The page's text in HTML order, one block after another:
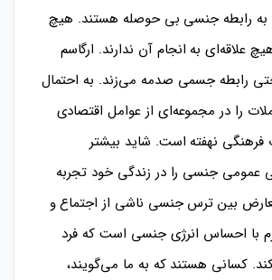
به رابطه جنسی بی حوصله هستند. هیچ
علاقه‌ای به انجام آن ندارند. ارگاسم
رابطه جسمی صدمه می‌زند. به احتمال
را در مجموعه‌ای از عوامل اقتصادی
فرهنگی نهفته است. شاید بیشتر
عمومی جنسی را در زندگی خود تجربه
بین ترس جنسی ناشی از اجتماع و
با احساس انرژی جنسی است که فرد
کسانی هستند که به ما می‌گویند،